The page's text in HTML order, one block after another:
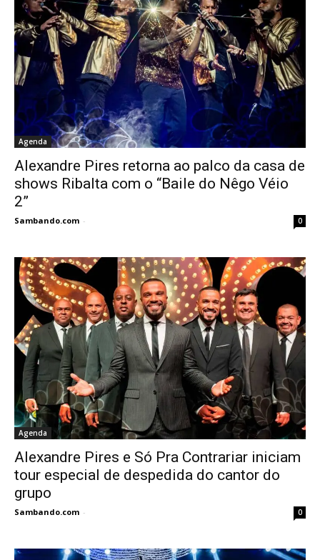
Agenda
Alexandre Pires retorna ao palco da casa de
shows Ribalta com o “Baile do Nêgo Véio
2”
Sambando.com - 0
Agenda
Alexandre Pires e Só Pra Contrariar iniciam
tour especial de despedida do cantor do
grupo
Sambando.com - 0